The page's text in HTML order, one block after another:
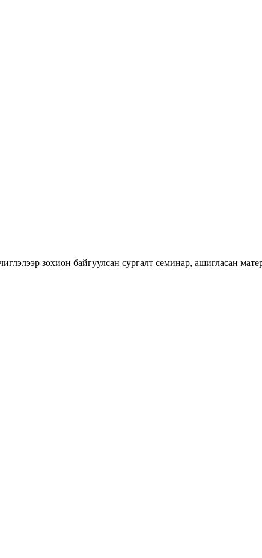
зохион байгуулсан сургалт семинар, ашигласан